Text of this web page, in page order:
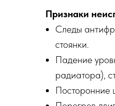
Признаки
Следы
стоянки.
Падение
радиатора),
Посторонние